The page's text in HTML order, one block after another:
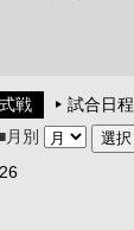
戦 試合日程
月別